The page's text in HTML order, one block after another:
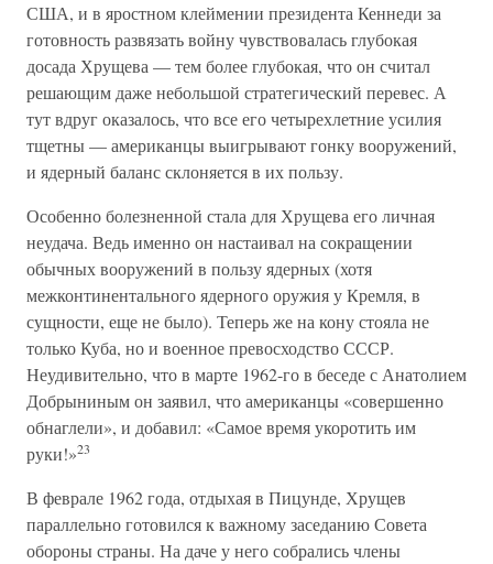
США, и в яростном клеймении президента Кеннеди за
готовность развязать войну чувствовалась глубокая
досада Хрущева — тем более глубокая, что он считал
решающим даже небольшой стратегический перевес. А
тут вдруг оказалось, что все его четырехлетние усилия
тщетны — американцы выигрывают гонку вооружений,
и ядерный баланс склоняется в их пользу.
Особенно болезненной стала для Хрущева его личная
неудача. Ведь именно он настаивал на сокращении
обычных вооружений в пользу ядерных (хотя
межконтинентального ядерного оружия у Кремля, в
сущности, еще не было). Теперь же на кону стояла не
только Куба, но и военное превосходство СССР.
Неудивительно, что в марте 1962-го в беседе с Анатолием
Добрыниным он заявил, что американцы «совершенно
обнаглели», и добавил: «Самое время укоротить им
руки!»23
В феврале 1962 года, отдыхая в Пицунде, Хрущев
параллельно готовился к важному заседанию Совета
обороны страны. На даче у него собрались члены